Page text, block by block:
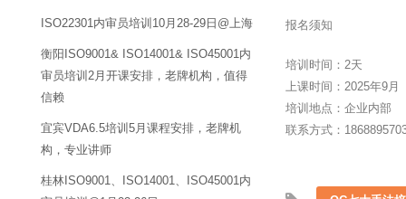
报名须知
培训时间：2天
上课时间：2025年9月
培训地点：企业内部
联系方式：
ISO22301内审员培训10月28-29日@上海
衡阳ISO9001& ISO14001& ISO45001内
审员培训2月开课安排，老牌机构，值得
信赖
宜宾VDA6.5培训5月课程安排，老牌机
构，专业讲师
桂林ISO9001、ISO14001、ISO45001内